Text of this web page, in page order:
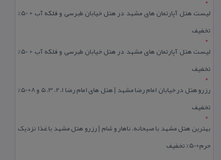
لیست هتل آپارتمان های مشهد در هتل خیابان طبرسی و فلکه آب + 50%
تخفیف
لیست هتل آپارتمان های مشهد در هتل خیابان طبرسی و فلکه آب + 50%
تخفیف
رزرو هتل در خیابان امام رضا مشهد | هتل‌ های امام رضا 1، 2، 3، 5 و 8+50%
تخفیف
بهترین هتل مشهد با صبحانه، ناهار و شام | رزرو هتل مشهد با غذا نزدیک
حرم+50% تخفیف